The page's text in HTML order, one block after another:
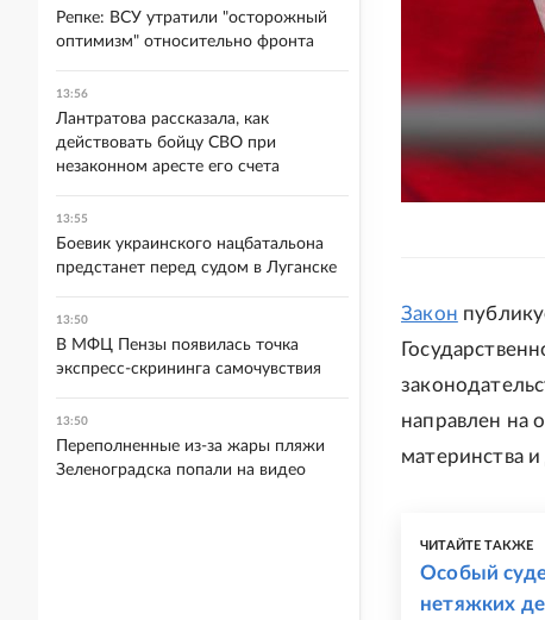
Закон
направлен на
материнства и
ЧИТАЙТЕ ТАКЖЕ
Особый
нетяжких
Репке: ВСУ утратили "осторожный
оптимизм" относительно фронта
13:56
Лантратова рассказала, как
действовать бойцу СВО при
незаконном аресте его счета
13:55
Боевик украинского нацбатальона
предстанет перед судом в Луганске
13:50
В МФЦ Пензы появилась точка
экспресс-скрининга самочувствия
13:50
Переполненные из-за жары пляжи
Зеленоградска попали на видео